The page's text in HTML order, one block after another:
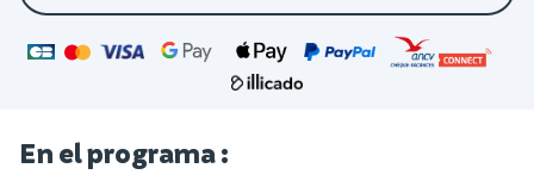
En el programa :